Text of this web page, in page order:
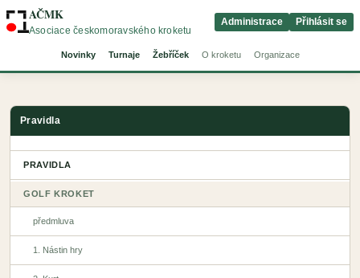
AČMK
Asociace českomoravského kroketu
Novinky Turnaje Žebříček O kroketu Organizace
Administrace Přihlásit se
Pravidla
PRAVIDLA
GOLF KROKET
předmluva
1. Nástin hry